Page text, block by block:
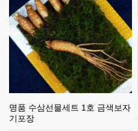
명품 수삼선물세트 1호 금색보자
기포장